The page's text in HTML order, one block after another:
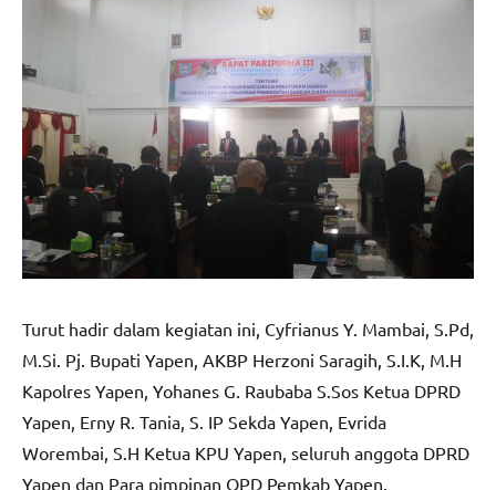
Turut hadir dalam kegiatan ini, Cyfrianus Y. Mambai, S.Pd,
M.Si. Pj. Bupati Yapen, AKBP Herzoni Saragih, S.I.K, M.H
Kapolres Yapen, Yohanes G. Raubaba S.Sos Ketua DPRD
Yapen, Erny R. Tania, S. IP Sekda Yapen, Evrida
Worembai, S.H Ketua KPU Yapen, seluruh anggota DPRD
Yapen dan Para pimpinan OPD Pemkab Yapen.